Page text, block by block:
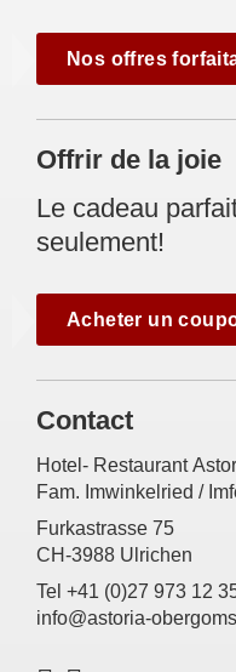
Nos offres
Offrir de la joie
Le cadeau
seulement!
Acheter un
Contact
Hotel- Restaurant
Fam. Imwinkelried /
Furkastrasse 75
CH-3988 Ulrichen
Tel +41 (0)27 973 12
info@astoria-